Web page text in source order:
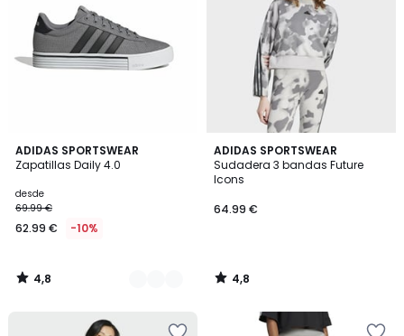
ADIDAS SPORTSWEAR
Zapatillas Daily 4.0
desde
69.99 €
62.99 € -10%
4,8
/ 5
2
Colores
4,8
/
ADIDAS SPORTSWEAR
Sudadera 3 bandas Future
Icons
64.99 €
4,8
/ 5
4,8
/